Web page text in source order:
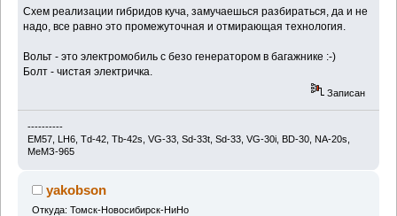
Схем реализации гибридов куча, замучаешься разбираться, да и не
надо, все равно это промежуточная и отмирающая технология.
Вольт - это электромобиль с безо генератором в багажнике :-)
Болт - чистая электричка.
Записан
----------
EM57, LH6, Td-42, Тb-42s, VG-33, Sd-33t, Sd-33, VG-30i, BD-30, NA-20s,
МеМЗ-965
yakobson
Откуда: Томск-Новосибирск-НиНо